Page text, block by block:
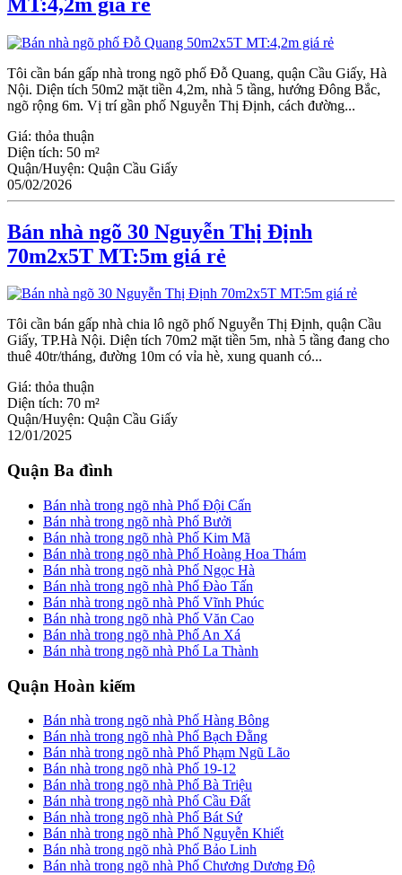
Tôi cần bán gấp nhà trong ngõ phố Đỗ Quang, quận Cầu Giấy, Hà
Nội. Diện tích 50m2 mặt tiền 4,2m, nhà 5 tầng, hướng Đông Bắc,
ngõ rộng 6m. Vị trí gần phố Nguyễn Thị Định, cách đường...
Giá: thỏa thuận
Diện tích: 50 m²
Quận/Huyện: Quận Cầu Giấy
05/02/2026
Bán nhà ngõ 30 Nguyễn Thị Định
70m2x5T MT:5m giá rẻ
Tôi cần bán gấp nhà chia lô ngõ phố Nguyễn Thị Định, quận Cầu
Giấy, TP.Hà Nội. Diện tích 70m2 mặt tiền 5m, nhà 5 tầng đang cho
thuê 40tr/tháng, đường 10m có vỉa hè, xung quanh có...
Giá: thỏa thuận
Diện tích: 70 m²
Quận/Huyện: Quận Cầu Giấy
12/01/2025
Quận Ba đình
Bán nhà trong ngõ nhà Phố Đội Cấn
Bán nhà trong ngõ nhà Phố Bưởi
Bán nhà trong ngõ nhà Phố Kim Mã
Bán nhà trong ngõ nhà Phố Hoàng Hoa Thám
Bán nhà trong ngõ nhà Phố Ngọc Hà
Bán nhà trong ngõ nhà Phố Đào Tấn
Bán nhà trong ngõ nhà Phố Vĩnh Phúc
Bán nhà trong ngõ nhà Phố Văn Cao
Bán nhà trong ngõ nhà Phố An Xá
Bán nhà trong ngõ nhà Phố La Thành
Quận Hoàn kiếm
Bán nhà trong ngõ nhà Phố Hàng Bông
Bán nhà trong ngõ nhà Phố Bạch Đằng
Bán nhà trong ngõ nhà Phố Phạm Ngũ Lão
Bán nhà trong ngõ nhà Phố 19-12
Bán nhà trong ngõ nhà Phố Bà Triệu
Bán nhà trong ngõ nhà Phố Cầu Đất
Bán nhà trong ngõ nhà Phố Bát Sứ
Bán nhà trong ngõ nhà Phố Nguyễn Khiết
Bán nhà trong ngõ nhà Phố Bảo Linh
Bán nhà trong ngõ nhà Phố Chương Dương Độ